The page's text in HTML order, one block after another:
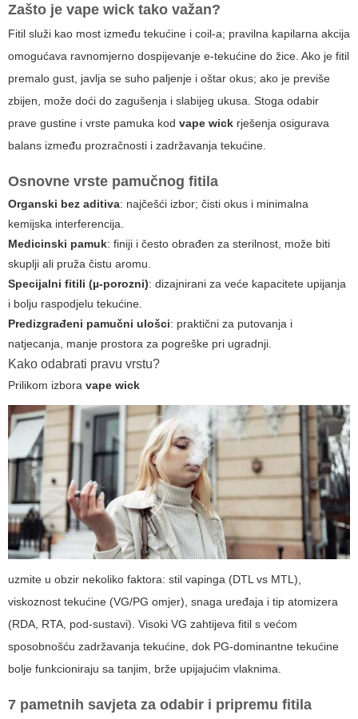
Zašto je vape wick tako važan?
Fitil služi kao most između tekućine i coil-a; pravilna kapilarna akcija
omogućava ravnomjerno dospijevanje e-tekućine do žice. Ako je fitil
premalo gust, javlja se suho paljenje i oštar okus; ako je previše
zbijen, može doći do zagušenja i slabijeg ukusa. Stoga odabir
prave gustine i vrste pamuka kod vape wick rješenja osigurava
balans između prozračnosti i zadržavanja tekućine.
Osnovne vrste pamučnog fitila
Organski bez aditiva: najčešći izbor; čisti okus i minimalna
kemijska interferencija.
Medicinski pamuk: finiji i često obrađen za sterilnost, može biti
skuplji ali pruža čistu aromu.
Specijalni fitili (µ-porozni): dizajnirani za veće kapacitete upijanja
i bolju raspodjelu tekućine.
Predizgrađeni pamučni ulošci: praktični za putovanja i
natjecanja, manje prostora za pogreške pri ugradnji.
Kako odabrati pravu vrstu?
Prilikom izbora vape wick
uzmite u obzir nekoliko faktora: stil vapinga (DTL vs MTL),
viskoznost tekućine (VG/PG omjer), snaga uređaja i tip atomizera
(RDA, RTA, pod-sustavi). Visoki VG zahtijeva fitil s većom
sposobnošću zadržavanja tekućine, dok PG-dominantne tekućine
bolje funkcioniraju sa tanjim, brže upijajućim vlaknima.
7 pametnih savjeta za odabir i pripremu fitila